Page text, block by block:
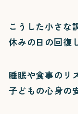
こうした小さな
休みの日の回復
睡眠や食事のリ
子どもの心身の